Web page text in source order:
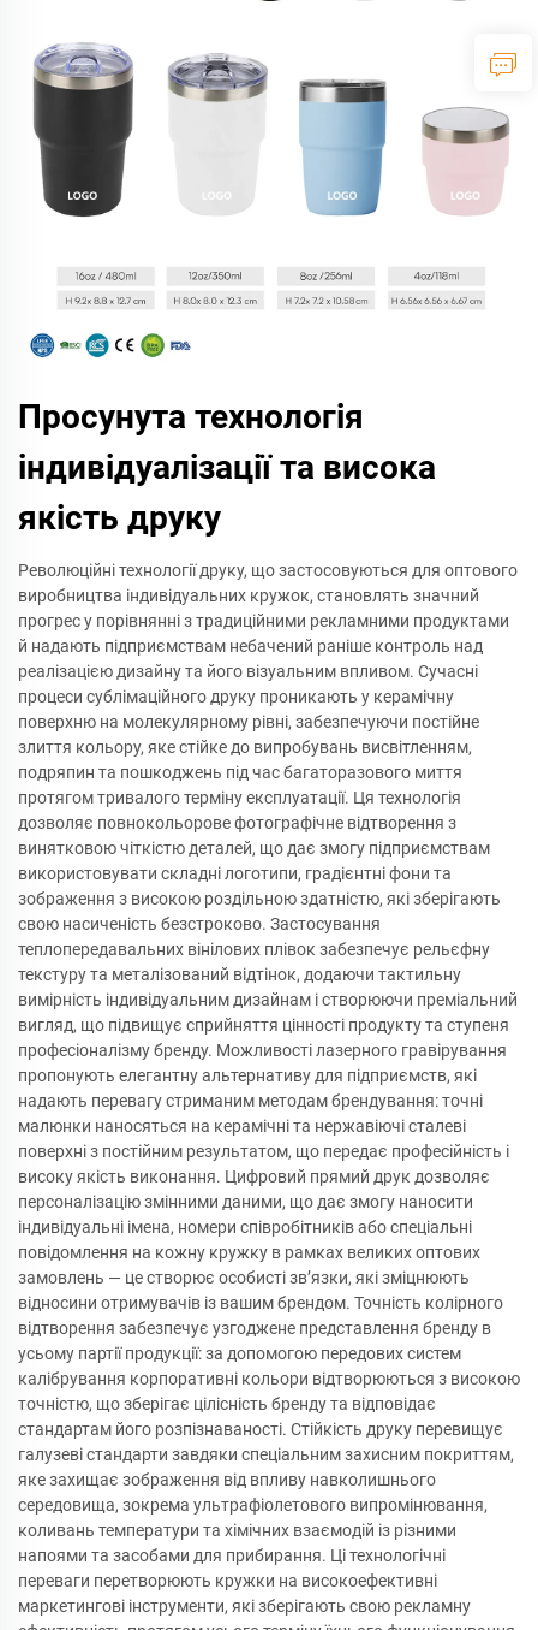
Просунута технологія
індивідуалізації та висока
якість друку
Революційні технології друку, що застосовуються для оптового
виробництва індивідуальних кружок, становлять значний
прогрес у порівнянні з традиційними рекламними продуктами
й надають підприємствам небачений раніше контроль над
реалізацією дизайну та його візуальним впливом. Сучасні
процеси сублімаційного друку проникають у керамічну
поверхню на молекулярному рівні, забезпечуючи постійне
злиття кольору, яке стійке до випробувань висвітленням,
подряпин та пошкоджень під час багаторазового миття
протягом тривалого терміну експлуатації. Ця технологія
дозволяє повнокольорове фотографічне відтворення з
винятковою чіткістю деталей, що дає змогу підприємствам
використовувати складні логотипи, градієнтні фони та
зображення з високою роздільною здатністю, які зберігають
свою насиченість безстроково. Застосування
теплопередавальних вінілових плівок забезпечує рельєфну
текстуру та металізований відтінок, додаючи тактильну
вимірність індивідуальним дизайнам і створюючи преміальний
вигляд, що підвищує сприйняття цінності продукту та ступеня
професіоналізму бренду. Можливості лазерного гравірування
пропонують елегантну альтернативу для підприємств, які
надають перевагу стриманим методам брендування: точні
малюнки наносяться на керамічні та нержавіючі сталеві
поверхні з постійним результатом, що передає професійність і
високу якість виконання. Цифровий прямий друк дозволяє
персоналізацію змінними даними, що дає змогу наносити
індивідуальні імена, номери співробітників або спеціальні
повідомлення на кожну кружку в рамках великих оптових
замовлень — це створює особисті зв’язки, які зміцнюють
відносини отримувачів із вашим брендом. Точність колірного
відтворення забезпечує узгоджене представлення бренду в
усьому партії продукції: за допомогою передових систем
калібрування корпоративні кольори відтворюються з високою
точністю, що зберігає цілісність бренду та відповідає
стандартам його розпізнаваності. Стійкість друку перевищує
галузеві стандарти завдяки спеціальним захисним покриттям,
яке захищає зображення від впливу навколишнього
середовища, зокрема ультрафіолетового випромінювання,
коливань температури та хімічних взаємодій із різними
напоями та засобами для прибирання. Ці технологічні
переваги перетворюють кружки на високоефективні
маркетингові інструменти, які зберігають свою рекламну